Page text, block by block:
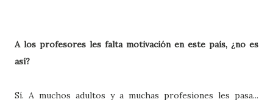
A los profesores les falta motivación en este país, ¿no es
así?
Sí. A muchos adultos y a muchas profesiones les pasa...